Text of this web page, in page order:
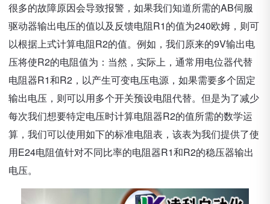
很多的故障原因会导致报警，如果我们知道所需的AB伺服
驱动器输出电压的值以及反馈电阻R1的值为240欧姆，则可
以根据上式计算电阻R2的值。例如，我们原来的9V输出电
压将使R2的电阻值为：当然，实际上，通常用电位器代替
电阻器R1和R2，以产生可变电压电源，如果需要多个固定
输出电压，则可以用多个开关预设电阻代替。但是为了减少
每次我们想要特定电压时计算电阻器R2的值所需的数学运
算，我们可以使用如下的标准电阻表，该表为我们提供了使
用E24电阻值针对不同比率的电阻器R1和R2的稳压器输出
电压。